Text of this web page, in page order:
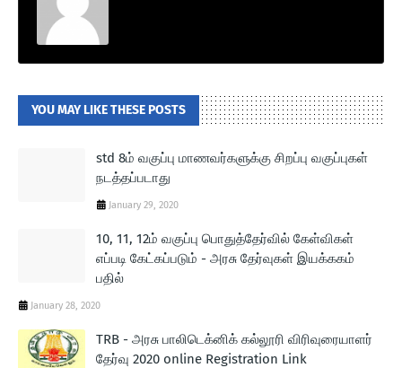
YOU MAY LIKE THESE POSTS
std 8ம் வகுப்பு மாணவர்களுக்கு சிறப்பு வகுப்புகள்
நடத்தப்படாது
January 29, 2020
10, 11, 12ம் வகுப்பு பொதுத்தேர்வில் கேள்விகள்
எப்படி கேட்கப்படும் - அரசு தேர்வுகள் இயக்ககம்
பதில்
January 28, 2020
TRB - அரசு பாலிடெக்னிக் கல்லூரி விரிவுரையாளர்
தேர்வு 2020 online Registration Link